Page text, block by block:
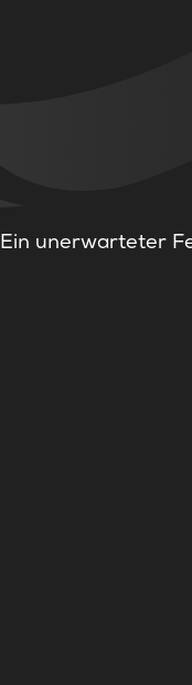
Ein unerwarteter